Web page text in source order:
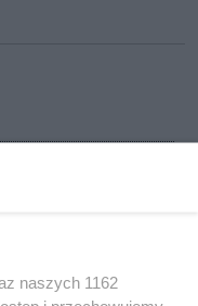
Lotniczego
naszych 1162